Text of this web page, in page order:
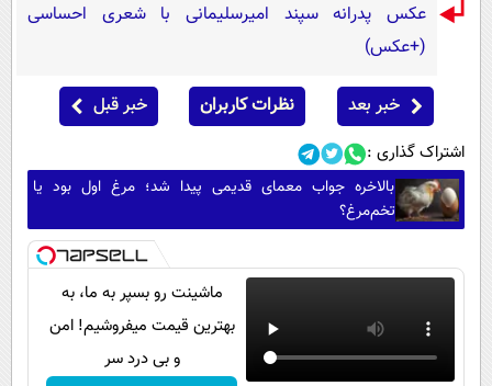
عکس پدرانه سپند امیرسلیمانی با شعری احساسی
(+عکس)
خبر بعد نظرات کاربران خبر قبل
اشتراک گذاری :
بالاخره جواب معمای قدیمی پیدا شد؛ مرغ اول بود یا
تخم‌مرغ؟
ماشینت رو بسپر به ما، به
بهترین قیمت میفروشیم! امن
و بی درد سر